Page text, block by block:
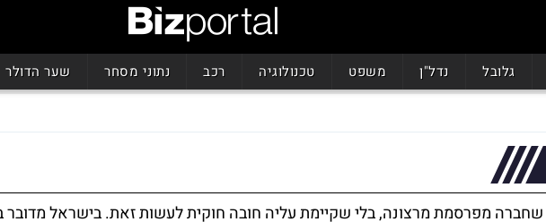
גלובל נדל"ן משפט טכנולוגיה רכב נתוני מסחר שער הדולר
שחברה מפרסמת מרצונה, בלי שקיימת עליה חובה חוקית לעשות זאת. בישראל מדובר